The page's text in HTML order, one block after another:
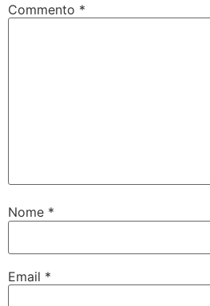
Commento *
Nome *
Email *